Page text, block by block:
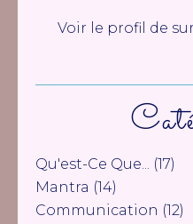
Qu'est-Ce Que... (17)
Mantra (14)
Communication (12)
Voir le profil de